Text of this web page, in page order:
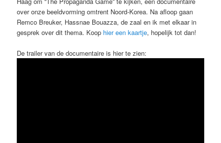
over onze beeldvorming omtrent Noord-Korea. Na afloop gaan
Remco Breuker, Hassnae Bouazza, de zaal en ik met elkaar in
gesprek over dit thema. Koop hier een kaartje, hopelijk tot dan!
De trailer van de documentaire is hier te zien: